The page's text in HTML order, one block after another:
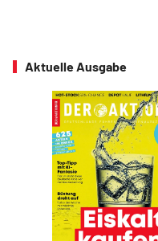
Aktuelle Ausgabe